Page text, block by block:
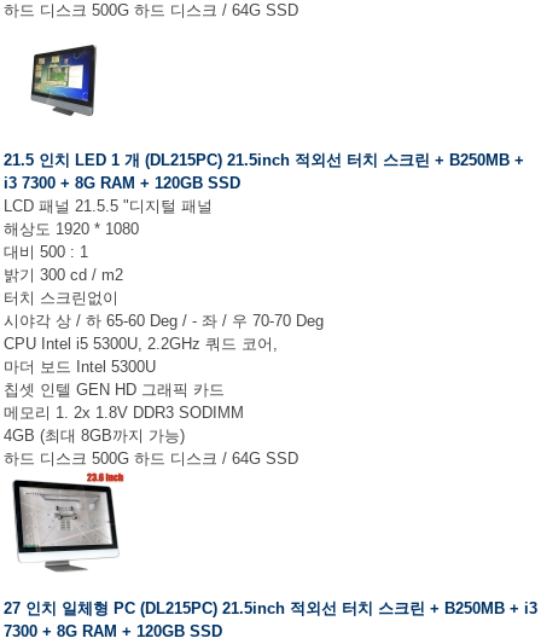
하드 디스크 500G 하드 디스크 / 64G SSD
21.5 인치 LED 1 개 (DL215PC) 21.5inch 적외선 터치 스크린 + B250MB +
i3 7300 + 8G RAM + 120GB SSD
LCD 패널 21.5.5 "디지털 패널
해상도 1920 * 1080
대비 500 : 1
밝기 300 cd / m2
터치 스크린없이
시야각 상 / 하 65-60 Deg / - 좌 / 우 70-70 Deg
CPU Intel i5 5300U, 2.2GHz 쿼드 코어,
마더 보드 Intel 5300U
칩셋 인텔 GEN HD 그래픽 카드
메모리 1. 2x 1.8V DDR3 SODIMM
4GB (최대 8GB까지 가능)
하드 디스크 500G 하드 디스크 / 64G SSD
27 인치 일체형 PC (DL215PC) 21.5inch 적외선 터치 스크린 + B250MB + i3
7300 + 8G RAM + 120GB SSD